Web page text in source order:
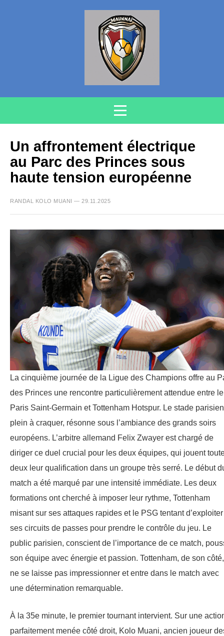
Un affrontement électrique
au Parc des Princes sous
haute tension européenne
RANDAL KOLO MUANI — 29.11.2025
La cinquième journée de la Ligue des Champions offre au
des Princes une rencontre particulièrement attendue entre le
Paris Saint-Germain et Tottenham Hotspur. Le stade
plein à craquer, résonne sous l’ambiance des grands soirs
européens. L’arbitre allemand Felix Zwayer est chargé de
diriger ce duel crucial pour les deux équipes, qui jouent
deux leur qualification dans un groupe très serré. Le début
match a été marqué par une intensité immédiate. Les deux
formations ont cherché à imposer leur rythme, Tottenham
misant sur ses attaques rapides et le PSG tentant d’exploiter
ses circuits de passes pour prendre le contrôle du jeu. Le
public parisien, conscient de l’importance de ce match,
son équipe avec énergie et passion. Tottenham, de son côté,
ne se laisse pas impressionner et entre dans le match avec
une détermination remarquable.
À la 35e minute, le premier tournant intervient. Sur une
parfaitement menée côté droit, Kolo Muani, ancien joueur